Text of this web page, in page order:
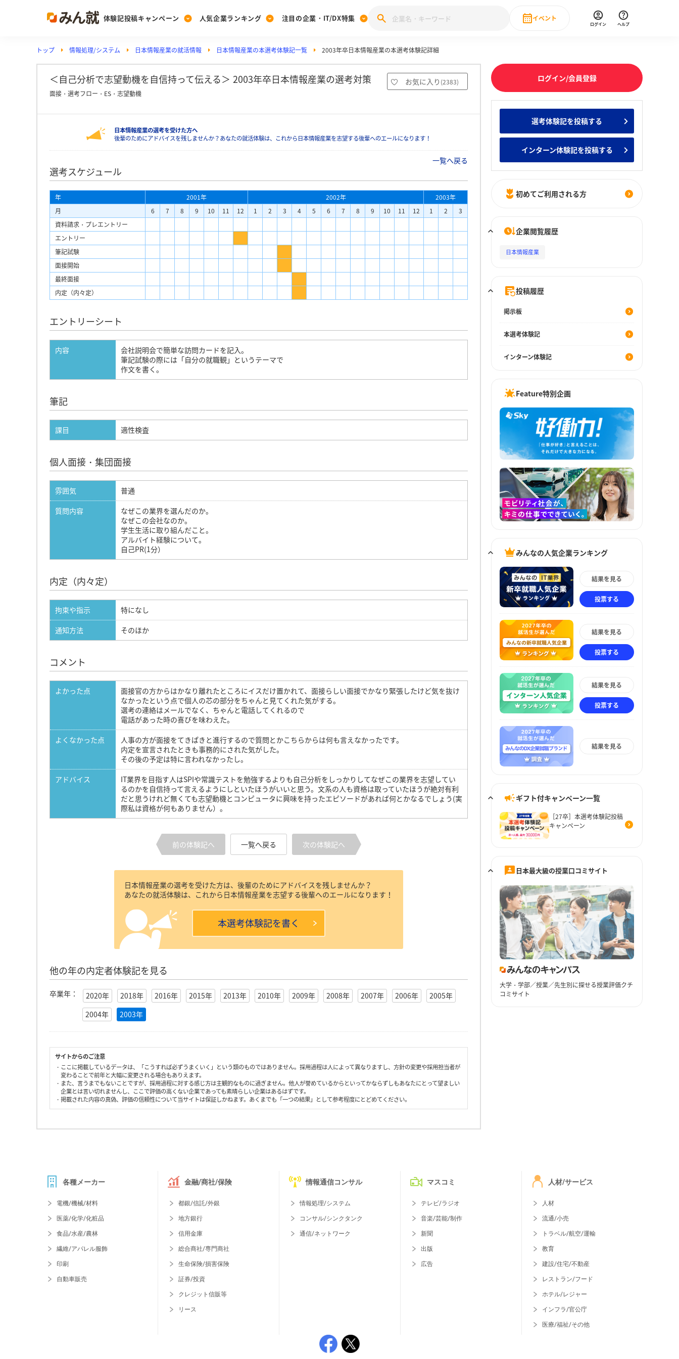
体験記投稿キャンペーン
Post
投稿する
[27卒] 本選考体験記投稿キャンペーン
人気企業ランキング
Ranking
ランキングを見る
みんなのDX企業就職ブランド調査
Vote
投票する
みんなの新卒就職人気企業ランキング みんなのインターン人気企業ランキ
注目の企業・IT/DX特集
PickUp
注目の企業特集
28卒 IT・DX現場社員インタビュー
イベント
直近のイベント一覧
ログイン ヘルプ
トップ 情報処理/システム 日本情報産業の就活情報 日本情報産業の本選考体験記一覧 2003年卒日本情報産業の本選考体験記詳細
＜自己分析で志望動機を自信持って伝える＞ 2003年卒日本情報産業の選考対策 お気に入り (2383)
面接・選考フロー・ES・志望動機
日本情報産業の選考を受けた方へ
後輩のためにアドバイスを残しませんか？あなたの就活体験は、これから日本情報産業を志望する後輩へのエールになります！
一覧へ戻る
選考スケジュール
年 2001年 2002年
2003年
月
6 7 8 9 10 11 12 1 2 3 4 5 6 7 8 9 10 11 12 1 2
3
資料請求・プレエントリー
エントリー
筆記試験
面接開始
最終面接
内定（内々定）
エントリーシート
内容
会社説明会で簡単な訪問カードを記入。
筆記試験の際には「自分の就職観」というテーマで
作文を書く。
筆記
課目 適性検査
個人面接・集団面接
雰囲気
普通
質問内容
なぜこの業界を選んだのか。
なぜこの会社なのか。
学生生活に取り組んだこと。
アルバイト経験について。
自己PR(1分）
内定（内々定）
拘束や指示
特になし
通知方法
そのほか
コメント
よかった点
面接官の方からはかなり離れたところにイスだけ置かれて、面接らしい面接でかなり緊張したけど気を抜け
なかったという点で個人の芯の部分をちゃんと見てくれた気がする。
選考の連絡はメールでなく、ちゃんと電話してくれるので
電話があった時の喜びを味わえた。
よくなかった点
人事の方が面接をてきぱきと進行するので質問とかこちらからは何も言えなかったです。
内定を宣言されたときも事務的にされた気がした。
その後の予定は特に言われなかったし。
アドバイス
IT業界を目指す人はSPIや常識テストを勉強するよりも自己分析をしっかりしてなぜこの業界を志望してい
るのかを自信持って言えるようにしといたほうがいいと思う。文系の人も資格は取っていたほうが絶対有利
だと思うけれど無くても志望動機とコンピュータに興味を持ったエピソードがあれば何とかなるでしょう(実
際私は資格が何もありません）。
前の体験記へ 一覧へ戻る 次の体験記へ
日本情報産業の選考を受けた方は、後輩のためにアドバイスを残しませんか？
あなたの就活体験は、これから日本情報産業を志望する後輩へのエールになります！
本選考体験記を書く
他の年の内定者体験記を見る
卒業年： 2020年 2018年 2016年 2015年 2013年 2010年 2009年 2008年 2007年 2006年
2005年
2004年
2003年
サイトからのご注意
・ここに掲載しているデータは、「こうすれば必ずうまくいく」という類のものではありません。採用過程は人によって異なりますし、方針の変更や採用担当者が
変わることで前年と大幅に変更される場合もありえます。
・また、言うまでもないことですが、採用過程に対する感じ方は主観的なものに過ぎません。他人が誉めているからといってかならずしもあなたにとって望ましい
企業とは言い切れませんし、ここで評価の高くない企業であっても素晴らしい企業はあるはずです。
・掲載された内容の真偽、評価の信頼性について当サイトは保証しかねます。あくまでも「一つの結果」として参考程度にとどめてください。
ログイン/会員登録
選考体験記を投稿する
インターン体験記を投稿する
初めてご利用される方
企業閲覧履歴
日本情報産業
投稿履歴
掲示板
本選考体験記
インターン体験記
Feature特別企画
みんなの人気企業ランキング
結果を見る
投票する
結果を見る
投票する
結果を見る
投票する
結果を見る
ギフト付キャンペーン一覧
［27卒］本選考体験記投稿
キャンペーン
日本最大級の授業口コミサイト
大学・学部／授業／先生別に探せる授業評価クチ
コミサイト
各種メーカー
電機/機械/材料
医薬/化学/化粧品
食品/水産/農林
繊維/アパレル服飾
印刷
自動車販売
金融/商社/保険
都銀/信託/外銀
地方銀行
信用金庫
総合商社/専門商社
生命保険/損害保険
証券/投資
クレジット信販等
リース
情報通信コンサル
情報処理/システム
コンサル/シンクタンク
通信/ネットワーク
マスコミ
テレビ/ラジオ
音楽/芸能/制作
新聞
出版
広告
人材/サービス
人材
流通/小売
トラベル/航空/運輸
教育
建設/住宅/不動産
レストラン/フード
ホテル/レジャー
インフラ/官公庁
医療/福祉/その他